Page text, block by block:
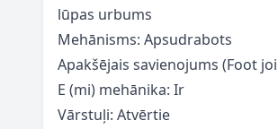
lūpas urbums
Mehānisms: Apsudrabots
Apakšējais savienojums (Foot
E (mi) mehānika: Ir
Vārstuļi: Atvērtie